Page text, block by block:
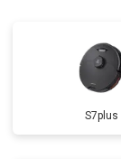
S7plus